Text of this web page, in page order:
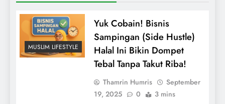
MUSLIM LIFESTYLE
Yuk Cobain! Bisnis
Sampingan (Side Hustle)
Halal Ini Bikin Dompet
Tebal Tanpa Takut Riba!
Thamrin Humris
September
19, 2025
0 3 mins